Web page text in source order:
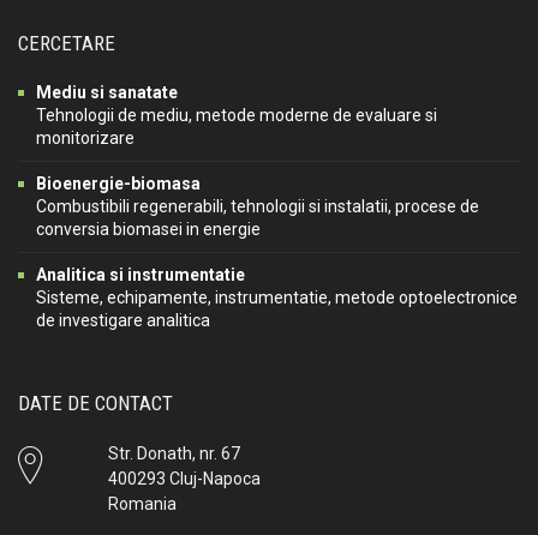
CERCETARE
Mediu si sanatate
Tehnologii de mediu, metode moderne de evaluare si
monitorizare
Bioenergie-biomasa
Combustibili regenerabili, tehnologii si instalatii, procese de
conversia biomasei in energie
Analitica si instrumentatie
Sisteme, echipamente, instrumentatie, metode optoelectronice
de investigare analitica
DATE DE CONTACT
Str. Donath, nr. 67
400293 Cluj-Napoca
Romania